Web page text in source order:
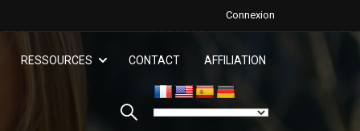
Connexion
RESSOURCES CONTACT AFFILIATION